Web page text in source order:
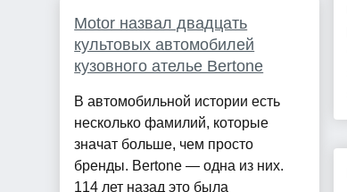
Motor назвал двадцать
культовых автомобилей
кузовного ателье Bertone
В автомобильной истории есть
несколько фамилий, которые
значат больше, чем просто
бренды. Bertone — одна из них.
114 лет назад это была